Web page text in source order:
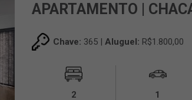
APARTAMENTO |
Chave: 365 |Aluguel: R$1.800,00
2 1